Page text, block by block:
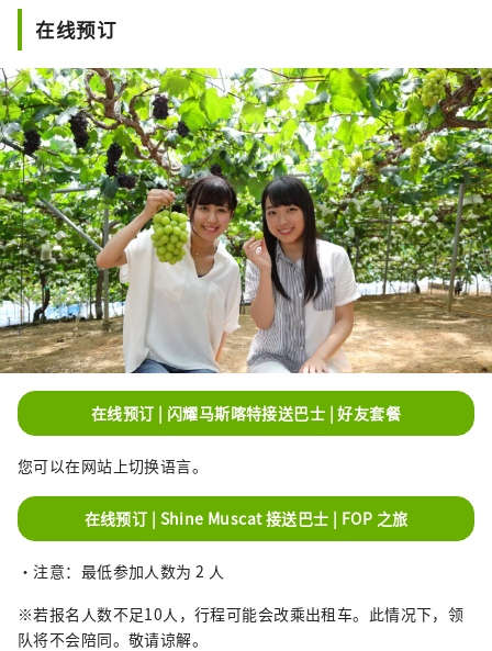
在线预订
在线预订 | 闪耀马斯喀特接送巴士 | 好友套餐
您可以在网站上切换语言。
在线预订 | Shine Muscat 接送巴士 | FOP 之旅
・注意：最低参加人数为 2 人
※若报名人数不足10人，行程可能会改乘出租车。此情况下，领
队将不会陪同。敬请谅解。